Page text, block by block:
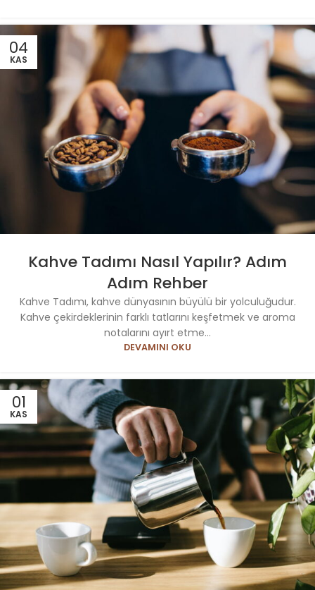
04
KAS
Kahve Tadımı Nasıl Yapılır? Adım
Adım Rehber
Kahve Tadımı, kahve dünyasının büyülü bir yolculuğudur.
Kahve çekirdeklerinin farklı tatlarını keşfetmek ve aroma
notalarını ayırt etme...
DEVAMINI OKU
01
KAS